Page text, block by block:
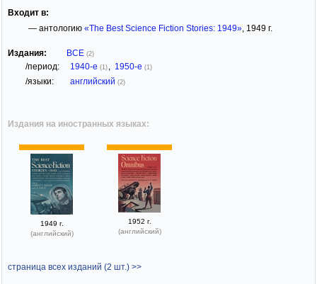
Входит в:
— антологию «The Best Science Fiction Stories: 1949», 1949 г.
Издания: ВСЕ (2)
/период: 1940-е (1) 1950-е (1)
/языки: английский (2)
Издания на иностранных языках:
1949 г.
(английский)
1952 г.
(английский)
страница всех изданий (2 шт.) >>